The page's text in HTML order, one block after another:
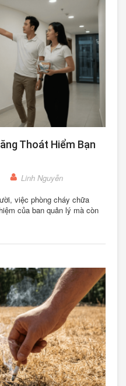
Thoát Hiểm Bạn
Linh Nguyễn
việc phòng cháy chữa
của ban quản lý mà còn